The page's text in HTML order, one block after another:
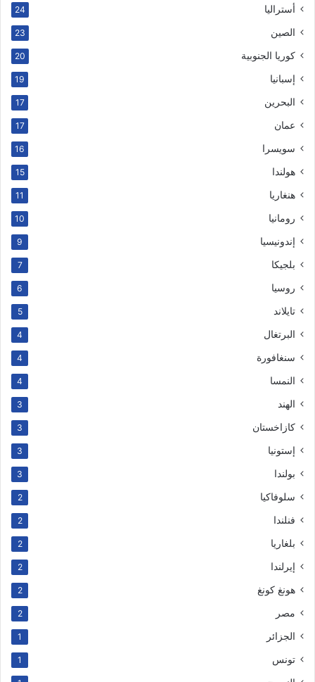
أستراليا 24
الصين 23
كوريا الجنوبية 20
إسبانيا 19
البحرين 17
عمان 17
سويسرا 16
هولندا 15
هنغاريا 11
رومانيا 10
إندونيسيا 9
بلجيكا 7
روسيا 6
تايلاند 5
البرتغال 4
سنغافورة 4
النمسا 4
الهند 3
كازاخستان 3
إستونيا 3
بولندا 3
سلوفاكيا 2
فنلندا 2
بلغاريا 2
إيرلندا 2
هونغ كونغ 2
مصر 2
الجزائر 1
تونس 1